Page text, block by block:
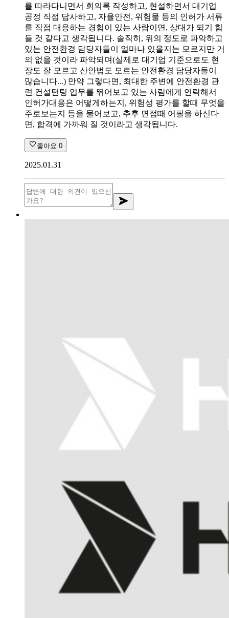
를 따라다니면서 회의록 작성하고, 현설하면서 대기업
공정 직접 답사하고, 자율안전, 위험물 등의 인허가 서류
를 직접 대응하는 경험이 있는 사람이면, 상대가 되기 힘
들 것 같다고 생각됩니다. 솔직히, 위의 정도로 파악하고
있는 안전환경 담당자들이 얼마나 있을지는 모르지만 거
의 없을 것이라 파악되며(실제로 대기업 기준으로도 현
장도 잘 모르고 산안법도 모르는 안전환경 담당자들이
많습니다...) 만약 그렇다면, 최대한 주변에 안전환경 관
련 컨설턴팅 업무를 뛰어보고 있는 사람에게 연락해서
인허가대응은 어떻게하는지, 위험성 평가를 할때 무엇을
주로보는지 등을 물어보고, 추후 면접때 어필을 하신다
면, 합격에 가까워 질 것이라고 생각됩니다.
좋아요 0
2025.01.31